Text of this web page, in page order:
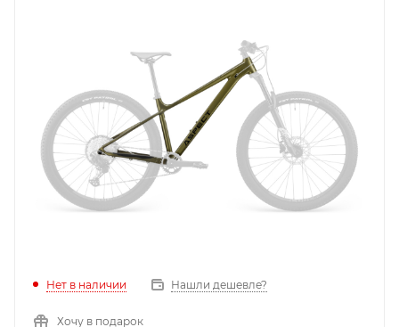
Нет в наличии Нашли дешевле?
Хочу в подарок